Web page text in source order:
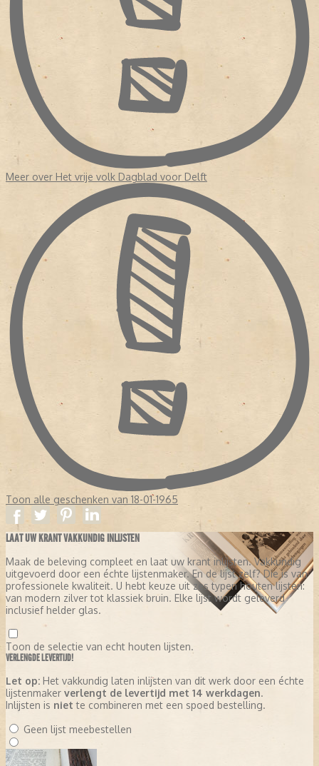
Eind 1971 werd het resterende, grootste gedeelte van het
randstedelijke Vrije Volk definitief een regionale krant, gericht op
de 'thuisbasis' Rotterdam. Het Vrije Volk kampte inmiddels met een
teruglopend, sterk vergrijzend abonneebestand. Men zei wel dat
Het Vrije Volk niet werd opgezegd door de abonnee, maar door de
nabestaanden van de abonnee. Op 30 maart 1991 verscheen het
laatste nummer met de dagbladtitel Het Vrije Volk. In dat jaar
fuseerde Het Vrije Volk met het Rotterdams Nieuwsblad tot het
Rotterdams Dagblad. Die krant ging in 2005 weer op in het
Algemeen Dagblad.
Meer over Het vrije volk Dagblad voor Delft
Toon alle geschenken van 18-01-1965
LAAT UW KRANT VAKKUNDIG INLIJSTEN
Maak de beleving compleet en laat uw krant inlijsten. Vakkundig
uitgevoerd door een échte lijstenmaker. En de lijst zelf? Die is van
professionele kwaliteit. U hebt keuze uit zes typen houten lijsten:
van modern zilver tot klassiek bruin. Elke lijst wordt geleverd
inclusief helder glas.
Toon de selectie van echt houten lijsten.
VERLENGDE LEVERTIJD!
Let op: Het vakkundig laten inlijsten van dit werk door een échte
lijstenmaker verlengt de levertijd met 14 werkdagen.
Inlijsten is niet te combineren met een spoed bestelling.
Geen lijst meebestellen